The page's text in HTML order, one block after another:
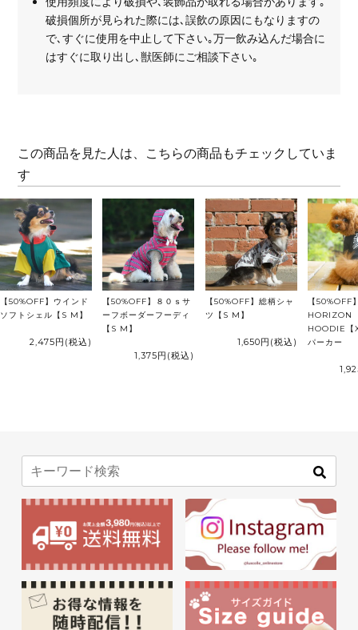
破損個所が見られた際には､誤飲の原因にもなりますの
で､すぐに使用を中止して下さい｡万一飲み込んだ場合に
はすぐに取り出し､獣医師にご相談下さい｡
この商品を見た人は、こちらの商品もチェックしていま
す
【50%OFF】ウインド
ソフトシェル【S M】
2,475円 (税込)
【50%OFF】８０ｓサ
ーフボーダーフーディ
【S M】
1,375円 (税込)
【50%OFF】総柄シャ
ツ【S M】
1,650円 (税込)
【50%OFF
HORIZON
HOODIE【
パーカー